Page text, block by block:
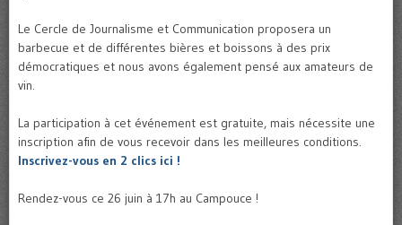
Le Cercle de Journalisme et Communication proposera un
barbecue et de différentes bières et boissons à des prix
démocratiques et nous avons également pensé aux amateurs de
vin.
La participation à cet événement est gratuite, mais nécessite une
inscription afin de vous recevoir dans les meilleures conditions.
Inscrivez-vous en 2 clics ici !
Rendez-vous ce 26 juin à 17h au Campouce !